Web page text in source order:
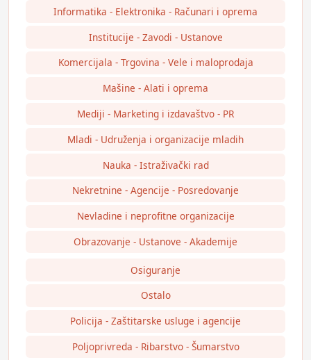
Informatika - Elektronika - Računari i oprema
Institucije - Zavodi - Ustanove
Komercijala - Trgovina - Vele i maloprodaja
Mašine - Alati i oprema
Mediji - Marketing i izdavaštvo - PR
Mladi - Udruženja i organizacije mladih
Nauka - Istraživački rad
Nekretnine - Agencije - Posredovanje
Nevladine i neprofitne organizacije
Obrazovanje - Ustanove - Akademije
Osiguranje
Ostalo
Policija - Zaštitarske usluge i agencije
Poljoprivreda - Ribarstvo - Šumarstvo